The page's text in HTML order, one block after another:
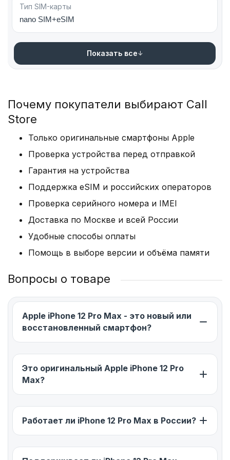
Тип SIM-карты
nano SIM+eSIM
Показать все
Почему покупатели выбирают Call
Store
Только оригинальные смартфоны Apple
Проверка устройства перед отправкой
Гарантия на устройства
Поддержка eSIM и российских операторов
Проверка серийного номера и IMEI
Доставка по Москве и всей России
Удобные способы оплаты
Помощь в выборе версии и объёма памяти
Вопросы о товаре
Apple iPhone 12 Pro Max - это новый или
восстановленный смартфон?
Это оригинальный Apple iPhone 12 Pro
Max?
Работает ли iPhone 12 Pro Max в России?